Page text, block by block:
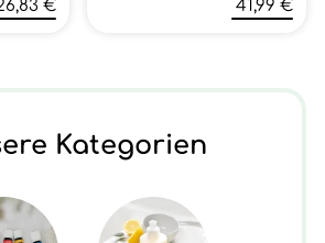
€ 41,99 €
Kategorien